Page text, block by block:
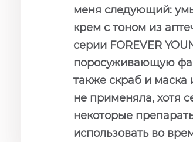
меня следующий:
крем с тоном из
серии FOREVER
поросуживающую
также скраб и маска
не применяла, хотя
некоторые
использовать во